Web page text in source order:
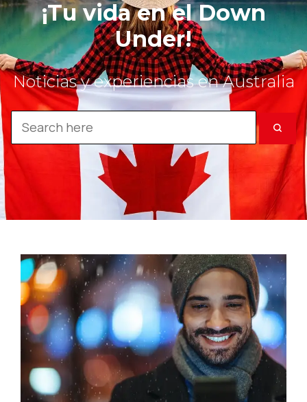
¡Tu vida en el Down
Under!
Noticias y experiencias en Australia